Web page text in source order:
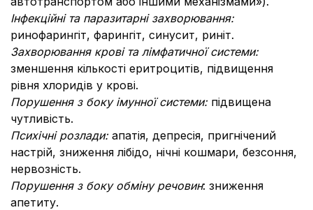
Інфекційні та паразитарні захворювання:
ринофарингіт, фарингіт, синусит, риніт.
Захворювання крові та лімфатичної системи:
зменшення кількості еритроцитів, підвищення
рівня хлоридів у крові.
Порушення з боку імунної системи: підвищена
чутливість.
Психічні розлади: апатія, депресія, пригнічений
настрій, зниження лібідо, нічні кошмари, безсоння,
нервозність.
Порушення з боку обміну речовин: зниження
апетиту.